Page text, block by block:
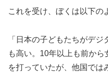
これを受け、ぼくは以下の
「日本の子どもたちがデ
も高い。10年以上も前か
を打っていたが、他国では